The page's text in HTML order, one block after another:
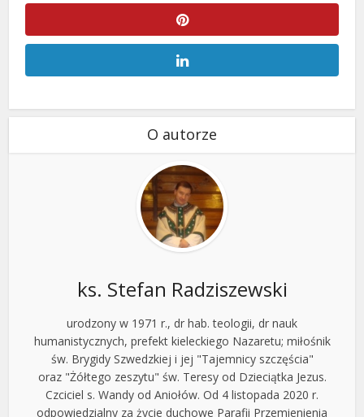
O autorze
ks. Stefan Radziszewski
urodzony w 1971 r., dr hab. teologii, dr nauk
humanistycznych, prefekt kieleckiego Nazaretu; miłośnik
św. Brygidy Szwedzkiej i jej "Tajemnicy szczęścia"
oraz "Żółtego zeszytu" św. Teresy od Dzieciątka Jezus.
Czciciel s. Wandy od Aniołów. Od 4 listopada 2020 r.
odpowiedzialny za życie duchowe Parafii Przemienienia